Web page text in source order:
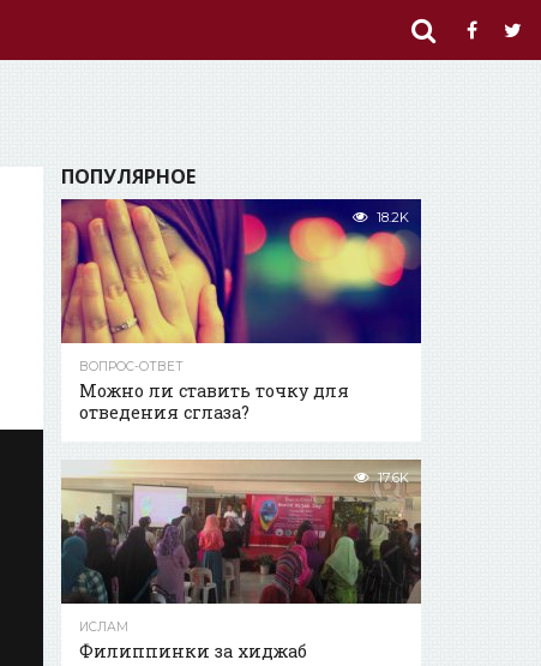
ПОПУЛЯРНОЕ
18.2K
ВОПРОС-ОТВЕТ
Можно ли ставить точку для
отведения сглаза?
17.6K
ИСЛАМ
Филиппинки за хиджаб